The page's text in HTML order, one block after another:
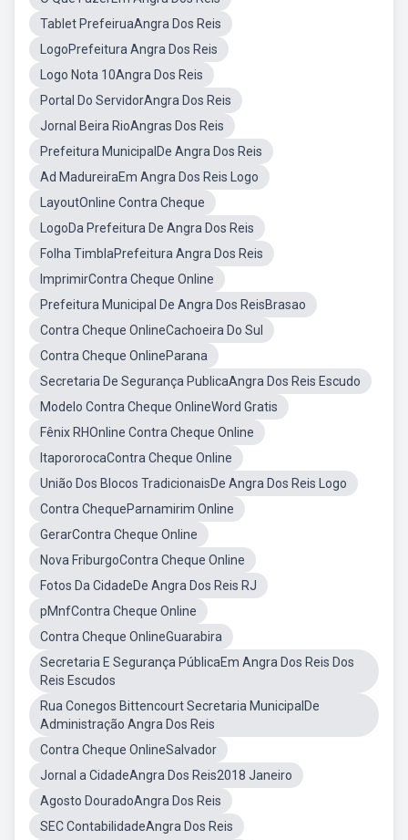
Tablet PrefeiruaAngra Dos Reis
LogoPrefeitura Angra Dos Reis
Logo Nota 10Angra Dos Reis
Portal Do ServidorAngra Dos Reis
Jornal Beira RioAngras Dos Reis
Prefeitura MunicipalDe Angra Dos Reis
Ad MadureiraEm Angra Dos Reis Logo
LayoutOnline Contra Cheque
LogoDa Prefeitura De Angra Dos Reis
Folha TimblaPrefeitura Angra Dos Reis
ImprimirContra Cheque Online
Prefeitura Municipal De Angra Dos ReisBrasao
Contra Cheque OnlineCachoeira Do Sul
Contra Cheque OnlineParana
Secretaria De Segurança PublicaAngra Dos Reis Escudo
Modelo Contra Cheque OnlineWord Gratis
Fênix RHOnline Contra Cheque Online
ItapororocaContra Cheque Online
União Dos Blocos TradicionaisDe Angra Dos Reis Logo
Contra ChequeParnamirim Online
GerarContra Cheque Online
Nova FriburgoContra Cheque Online
Fotos Da CidadeDe Angra Dos Reis RJ
pMnfContra Cheque Online
Contra Cheque OnlineGuarabira
Secretaria E Segurança PúblicaEm Angra Dos Reis Dos
Reis Escudos
Rua Conegos Bittencourt Secretaria MunicipalDe
Administração Angra Dos Reis
Contra Cheque OnlineSalvador
Jornal a CidadeAngra Dos Reis2018 Janeiro
Agosto DouradoAngra Dos Reis
SEC ContabilidadeAngra Dos Reis